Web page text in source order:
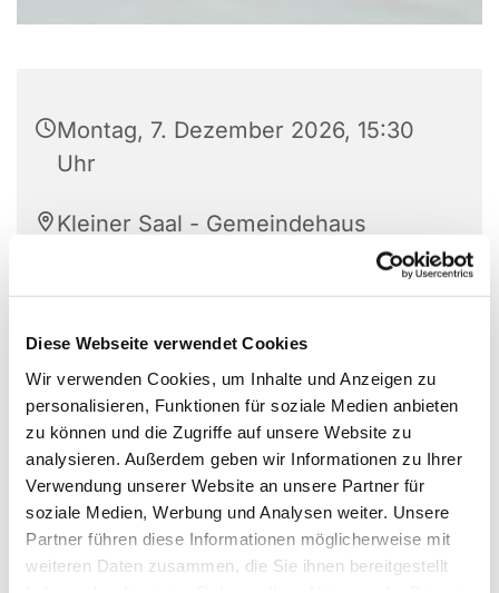
Diese Webseite verwendet Cookies
Wir verwenden Cookies, um Inhalte und Anzeigen zu
personalisieren, Funktionen für soziale Medien anbieten
zu können und die Zugriffe auf unsere Website zu
analysieren. Außerdem geben wir Informationen zu Ihrer
Verwendung unserer Website an unsere Partner für
soziale Medien, Werbung und Analysen weiter. Unsere
Partner führen diese Informationen möglicherweise mit
weiteren Daten zusammen, die Sie ihnen bereitgestellt
Montag, 7. Dezember 2026, 15:30
Uhr
Kleiner Saal - Gemeindehaus
Vilsendorf, Vilsendorfer Str. 228,
33739 Bielefeld
Sabine Kozlik Weigel